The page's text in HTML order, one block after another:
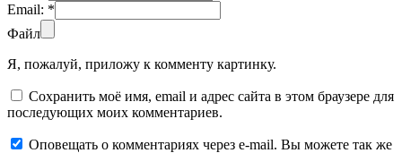
Email: *
Файл
Я, пожалуй, приложу к комменту картинку.
Сохранить моё имя, email и адрес сайта в этом браузере для
последующих моих комментариев.
Оповещать о комментариях через e-mail. Вы можете так же